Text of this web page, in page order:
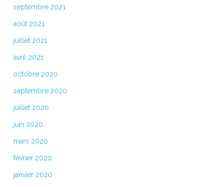
septembre 2021
août 2021
juillet 2021
avril 2021
octobre 2020
septembre 2020
juillet 2020
juin 2020
mars 2020
février 2020
janvier 2020